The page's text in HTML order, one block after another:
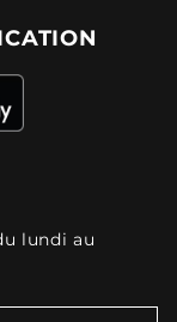
lundi au